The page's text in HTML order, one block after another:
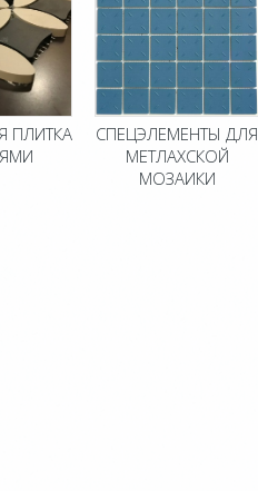
ПЛИТКА
СПЕЦЭЛЕМЕНТЫ ДЛЯ
МЕТЛАХСКОЙ
МОЗАИКИ